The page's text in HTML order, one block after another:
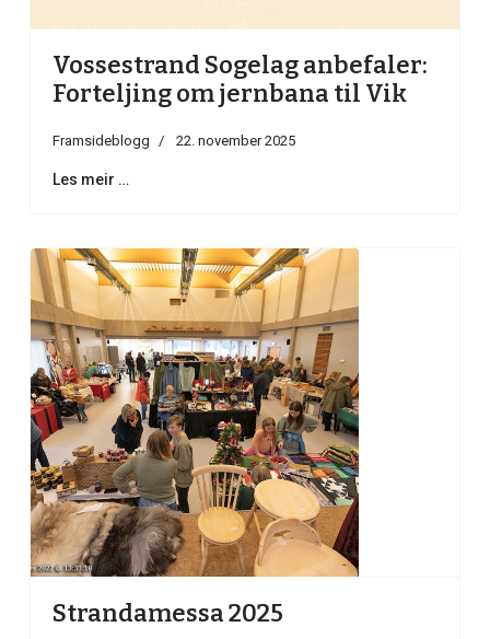
Vossestrand Sogelag anbefaler:
Forteljing om jernbana til Vik
Framsideblogg 22. november 2025
Les meir …
Strandamessa 2025